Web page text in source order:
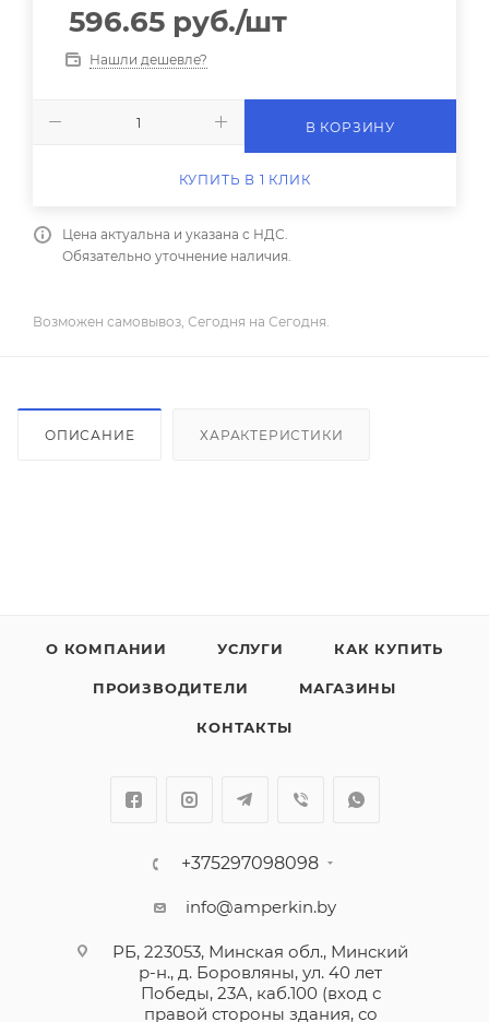
596.65 руб./шт
Нашли дешевле?
В КОРЗИНУ
КУПИТЬ В 1 КЛИК
Цена актуальна и указана с НДС.
Обязательно уточнение наличия.
Возможен самовывоз, Сегодня на Сегодня.
ОПИСАНИЕ ХАРАКТЕРИСТИКИ
О КОМПАНИИ УСЛУГИ КАК КУПИТЬ
ПРОИЗВОДИТЕЛИ МАГАЗИНЫ
КОНТАКТЫ
+375297098098
info@amperkin.by
РБ, 223053, Минская обл., Минский
р-н., д. Боровляны, ул. 40 лет
Победы, 23А, каб.100 (вход с
правой стороны здания, со